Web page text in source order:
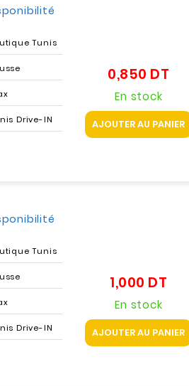
Tunis
Drive-IN
0,850 DT
En stock
AJOUTER AU PANIER
Tunis
Drive-IN
1,000 DT
En stock
AJOUTER AU PANIER